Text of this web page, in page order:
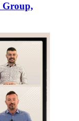
Group,